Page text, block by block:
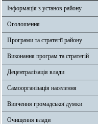
Інформація з установ району
Оголошення
Програми та стратегії району
Виконання програм та стратегій
Децентралізація влади
Самоорганізація населення
Вивчення громадської думки
Очищення влади